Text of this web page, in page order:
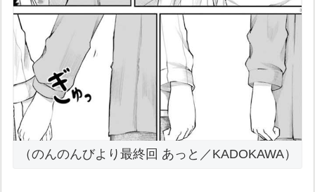
（のんのんびより最終回 あっと／KADOKAWA）